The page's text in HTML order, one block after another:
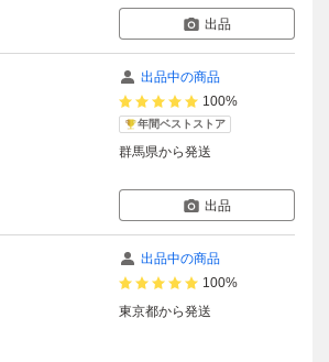
出品
出品中の商品
100%
年間ベストストア
群馬県から発送
出品
出品中の商品
100%
東京都から発送